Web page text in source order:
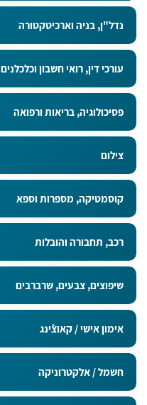
נדל"ן, בניה וארכיטקטורה
עורכי דין, רואי חשבון וכלכלנים
פסיכולוגיה, בריאות ורפואה
צילום
קוסמטיקה, מספרות וספא
רכב, תחבורה והובלות
שיפוצים, צבעים, שרברבים
אימון אישי / קאוצ`ינג
חשמל / אלקטרוניקה